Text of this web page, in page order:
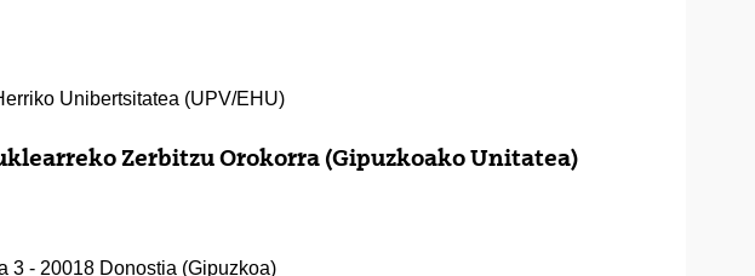
Unibertsitatea (UPV/EHU)
Zerbitzu Orokorra (Gipuzkoako Unitatea)
3 - 20018 Donostia (Gipuzkoa)